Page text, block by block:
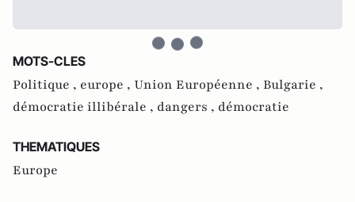
MOTS-CLES
Politique , europe , Union Européenne , Bulgarie ,
démocratie illibérale , dangers , démocratie
THEMATIQUES
Europe